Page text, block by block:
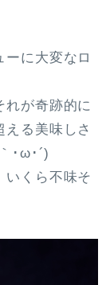
に大変なロ
が奇跡的に
る美味しさ
･ω･´)
くら不味そ